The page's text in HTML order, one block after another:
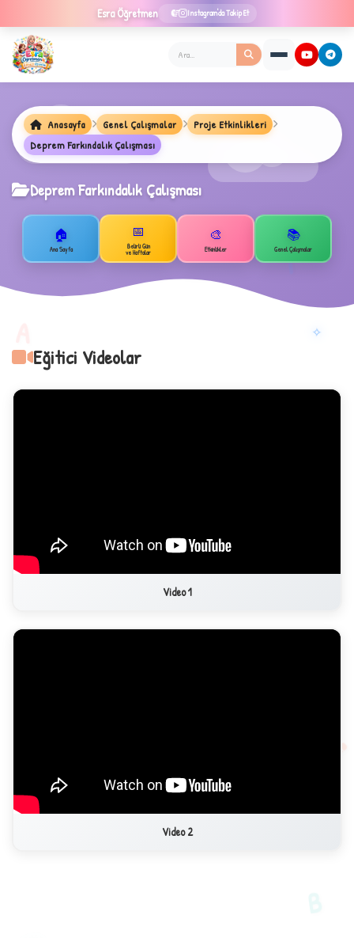
Esra Öğretmen Instagram'da Takip Et
A
B
✧
Anasayfa Genel Çalışmalar
Proje Etkinlikleri
Deprem Farkındalık Çalışması
Deprem Farkındalık Çalışması
🏠
Ana Sayfa
📅
Belirli Gün
ve Haftalar
🎨
Etkinlikler
📚
Genel Çalışmalar
Eğitici Videolar
Video 1
Video 2
1